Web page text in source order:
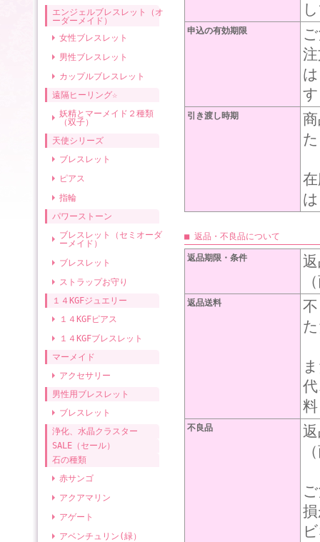
エンジェルブレスレット（オ
ーダーメイド）
女性ブレスレット
男性ブレスレット
カップルブレスレット
遠隔ヒーリング☆
妖精とマーメイド２種類
（双子）
天使シリーズ
ブレスレット
ピアス
指輪
パワーストーン
ブレスレット（セミオーダ
ーメイド）
ブレスレット
ストラップお守り
１４KGFジュエリー
１４KGFピアス
１４KGFブレスレット
マーメイド
アクセサリー
男性用ブレスレット
ブレスレット
浄化、水晶クラスター
SALE（セール）
石の種類
赤サンゴ
アクアマリン
アゲート
アベンチュリン(緑）
申込の有効期限
引き渡し時期
■ 返品・不良品について
返品期限・条件
返品送料
不良品